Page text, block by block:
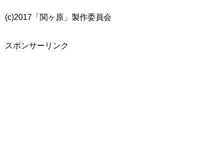
(c)2017「関ヶ原」製作委員会
スポンサーリンク